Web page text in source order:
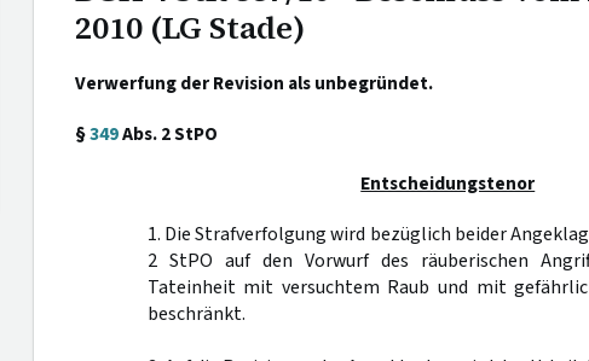
2010 (LG Stade)
Verwerfung der Revision als unbegründet.
§349Abs. 2 StPO
Entscheidungstenor
1. Die Strafverfolgung wird bezüglich beider
2 StPO auf den Vorwurf des räuberischen
Tateinheit mit versuchtem Raub und mit
beschränkt.